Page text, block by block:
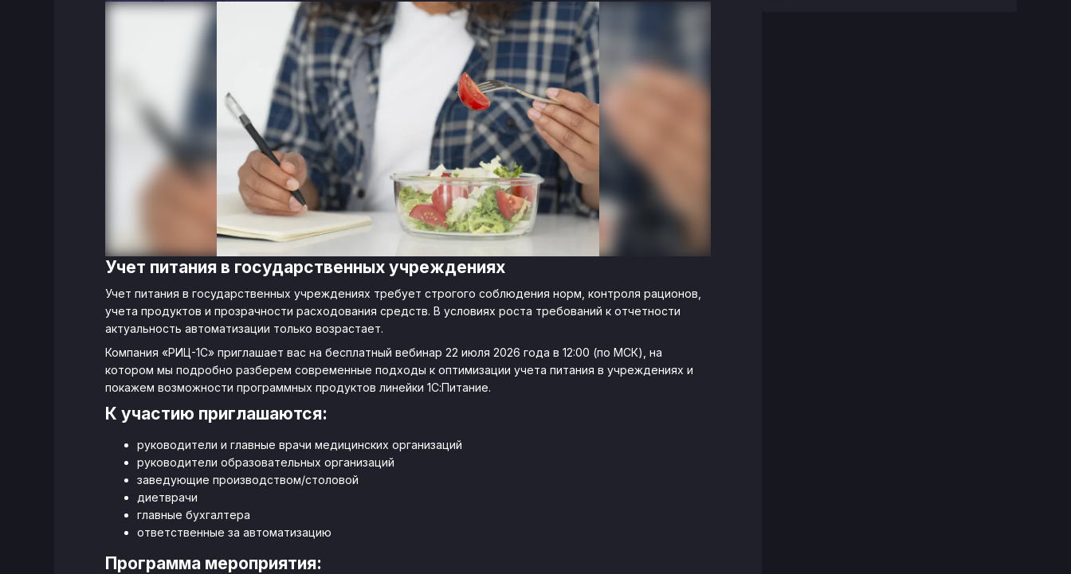
Учет питания в государственных учреждениях
Учет питания в государственных учреждениях требует строгого соблюдения норм, контроля рационов,
учета продуктов и прозрачности расходования средств. В условиях роста требований к отчетности
актуальность автоматизации только возрастает.
Компания «РИЦ-1С» приглашает вас на бесплатный вебинар 22 июля 2026 года в 12:00 (по МСК), на
котором мы подробно разберем современные подходы к оптимизации учета питания в учреждениях и
покажем возможности программных продуктов линейки 1С:Питание.
К участию приглашаются:
руководители и главные врачи медицинских организаций
руководители образовательных организаций
заведующие производством/столовой
диетврачи
главные бухгалтера
ответственные за автоматизацию
Программа мероприятия: